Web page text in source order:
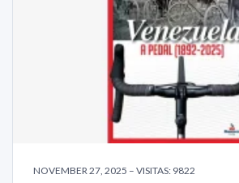
NOVEMBER 27, 2025 – VISITAS: 9822